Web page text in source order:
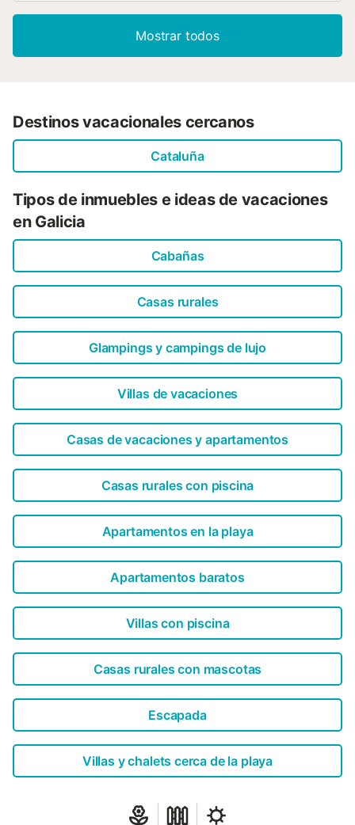
Mostrar todos
Destinos vacacionales cercanos
Cataluña
Tipos de inmuebles e ideas de vacaciones
en Galicia
Cabañas
Casas rurales
Glampings y campings de lujo
Villas de vacaciones
Casas de vacaciones y apartamentos
Casas rurales con piscina
Apartamentos en la playa
Apartamentos baratos
Villas con piscina
Casas rurales con mascotas
Escapada
Villas y chalets cerca de la playa